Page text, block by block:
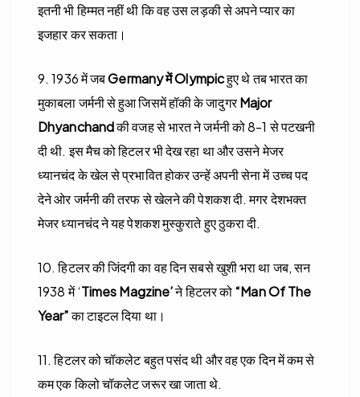
इतनी भी हिम्‍मत नहीं थी कि वह उस लड़की से अपने प्‍यार का
इजहार कर सकता।
9. 1936 में जबGermany में Olympicहुए थे तब भारत का
मुकाबला जर्मनी से हुआ जिसमें हॉकी के जादुगरMajor
Dhyanchandकी वजह से भारत ने जर्मनी को 8-1 से पटखनी
दी थी. इस मैच को हिटलर भी देख रहा था और उसने मेजर
ध्यानचंद के खेल से प्रभावित होकर उन्हें अपनी सेना में उच्च पद
देने ओर जर्मनी की तरफ से खेलने की पेशकश दी. मगर देशभक्त
मेजर ध्यानचंद ने यह पेशकश मुस्कुराते हुए ठुकरा दी.
10. हिटलर की जिंदगी का वह दिन सबसे खुशी भरा था जब, सन
1938 में ‘Times Magzine’ने हिटलर को“Man Of The
Year”का टाइटल दिया था।
11. हिटलर को चॉकलेट बहुत पसंद थी और वह एक दिन में कम से
कम एक किलो चॉकलेट जरूर खा जाता थे.